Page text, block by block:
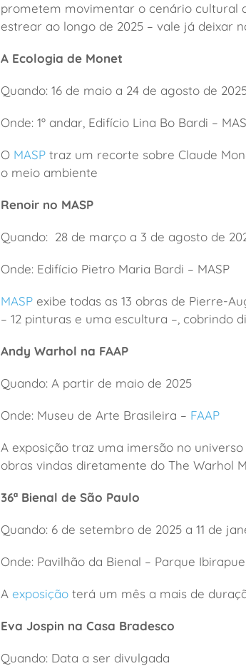
prometem movimentar o cenário cultural
estrear ao longo de 2025 – vale já deixar
A Ecologia de Monet
Quando: 16 de maio a 24 de agosto de
Onde: 1º andar, Edifício Lina Bo Bardi –
O MASP traz um recorte sobre Claude
o meio ambiente
Renoir no MASP
Quando: 28 de março a 3 de agosto de
Onde: Edifício Pietro Maria Bardi – MASP
MASP exibe todas as 13 obras de Pierre-
– 12 pinturas e uma escultura –, cobrindo
Andy Warhol na FAAP
Quando: A partir de maio de 2025
Onde: Museu de Arte Brasileira – FAAP
A exposição traz uma imersão no
obras vindas diretamente do The Warhol
36ª Bienal de São Paulo
Quando: 6 de setembro de 2025 a 11 de
Onde: Pavilhão da Bienal – Parque
A exposição terá um mês a mais de
Eva Jospin na Casa Bradesco
Quando: Data a ser divulgada